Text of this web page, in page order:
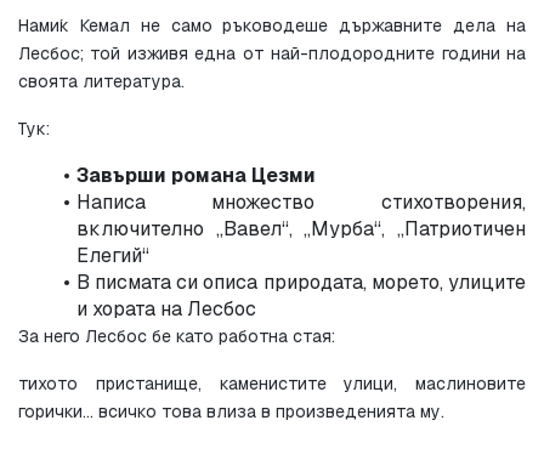
Нами́к Кемал не само ръководеше държавните дела на
Лесбос; той изживя една от най-плодородните години на
своята литература.
Тук:
Завърши романа Цезми
Написа множество стихотворения,
включително „Вавел“, „Мурба“, „Патриотичен
Елегий“
В писмата си описа природата, морето, улиците
и хората на Лесбос
За него Лесбос бе като работна стая:
тихото пристанище, каменистите улици, маслиновите
горички… всичко това влиза в произведенията му.